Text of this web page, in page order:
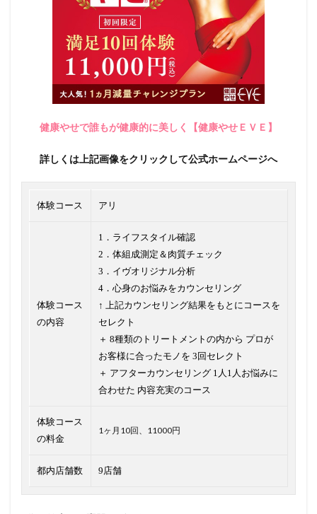
健康やせで誰もが健康的に美しく【健康やせＥＶＥ】
詳しくは上記画像をクリックして公式ホームページへ
体験コース アリ
体験コース
の内容
1．ライフスタイル確認
2．体組成測定＆肉質チェック
3．イヴオリジナル分析
4．心身のお悩みをカウンセリング
↑ 上記カウンセリング結果をもとにコースを
セレクト
＋ 8種類のトリートメントの内から プロが
お客様に合ったモノを 3回セレクト
＋ アフターカウンセリング 1人1人お悩みに
合わせた 内容充実のコース
体験コース
の料金
1ヶ月10回、11000円
都内店舗数 9店舗